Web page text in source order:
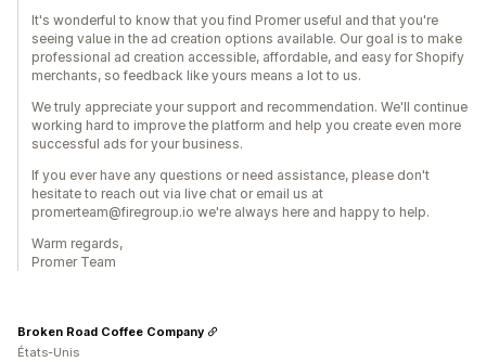
It's wonderful to know that you find Promer useful and that you're
seeing value in the ad creation options available. Our goal is to make
professional ad creation accessible, affordable, and easy for Shopify
merchants, so feedback like yours means a lot to us.
We truly appreciate your support and recommendation. We'll continue
working hard to improve the platform and help you create even more
successful ads for your business.
If you ever have any questions or need assistance, please don't
hesitate to reach out via live chat or email us at
promerteam@firegroup.io we're always here and happy to help.
Warm regards,
Promer Team
Broken Road Coffee Company
États-Unis